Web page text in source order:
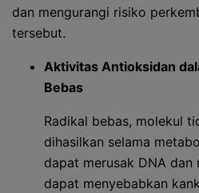
dan mengurangi risiko
tersebut.
Aktivitas Antioksidan
Bebas
Radikal bebas, molekul
dihasilkan selama
dapat merusak DNA dan
dapat menyebabkan